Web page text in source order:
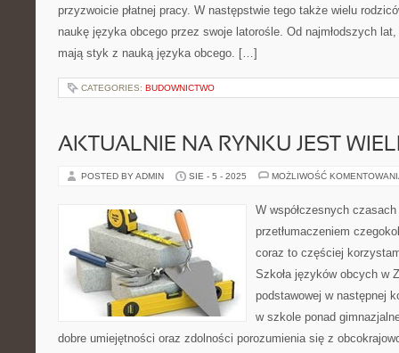
przyzwoicie płatnej pracy. W następstwie tego także wielu
naukę języka obcego przez swoje latorośle. Od najmłodszych
mają styk z nauką języka obcego. […]
CATEGORIES: BUDOWNICTWO
AKTUALNIE NA RYNKU JEST
POSTED BY ADMIN SIE - 5 - 2025 MOŻLIWOŚĆ
W współczesnych
przetłumaczeniem
coraz to częściej
Szkoła języków obcych w
podstawowej w następnej
w szkole ponad
dobre umiejętności oraz zdolności porozumienia się z